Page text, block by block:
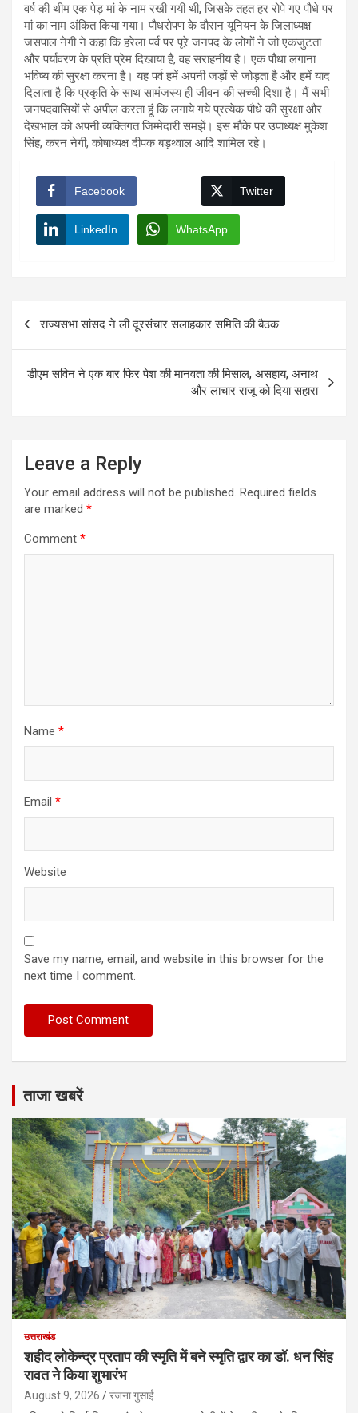
वर्ष की थीम एक पेड़ मां के नाम रखी गयी थी, जिसके तहत हर रोपे गए पौधे पर
मां का नाम अंकित किया गया। पौधरोपण के दौरान यूनियन के जिलाध्यक्ष
जसपाल नेगी ने कहा कि हरेला पर्व पर पूरे जनपद के लोगों ने जो एकजुटता
और पर्यावरण के प्रति प्रेम दिखाया है, वह सराहनीय है। एक पौधा लगाना
भविष्य की सुरक्षा करना है। यह पर्व हमें अपनी जड़ों से जोड़ता है और हमें याद
दिलाता है कि प्रकृति के साथ सामंजस्य ही जीवन की सच्ची दिशा है। मैं सभी
जनपदवासियों से अपील करता हूं कि लगाये गये प्रत्येक पौधे की सुरक्षा और
देखभाल को अपनी व्यक्तिगत जिम्मेदारी समझें। इस मौके पर उपाध्यक्ष मुकेश
सिंह, करन नेगी, कोषाध्यक्ष दीपक बड़थ्वाल आदि शामिल रहे।
Facebook Twitter
LinkedIn WhatsApp
राज्यसभा सांसद ने ली दूरसंचार सलाहकार समिति की बैठक
डीएम सविन ने एक बार फिर पेश की मानवता की मिसाल, असहाय, अनाथ
और लाचार राजू को दिया सहारा
Leave a Reply
Your email address will not be published. Required fields
are marked *
Comment *
Name *
Email *
Website
Save my name, email, and website in this browser for the
next time I comment.
ताजा खबरें
उत्तराखंड
शहीद लोकेन्द्र प्रताप की स्मृति में बने स्मृति द्वार का डॉ. धन सिंह
रावत ने किया शुभारंभ
August 9, 2026 रंजना गुसाई